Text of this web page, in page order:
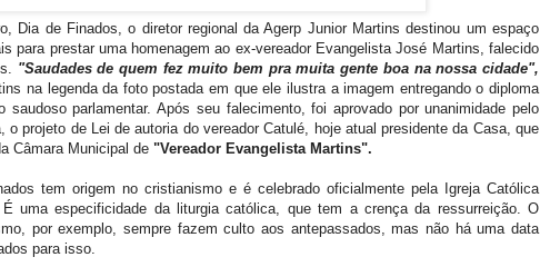
Dia de Finados, o diretor regional da Agerp Junior Martins destinou um espaço
para prestar uma homenagem ao ex-vereador Evangelista José Martins, falecido
"Saudades de quem fez muito bem pra muita gente boa na nossa cidade",
na legenda da foto postada em que ele ilustra a imagem entregando o diploma
saudoso parlamentar. Após seu falecimento, foi aprovado por unanimidade pelo
o projeto de Lei de autoria do vereador Catulé, hoje atual presidente da Casa, que
Câmara Municipal de "Vereador Evangelista Martins".
tem origem no cristianismo e é celebrado oficialmente pela Igreja Católica
uma especificidade da liturgia católica, que tem a crença da ressurreição. O
por exemplo, sempre fazem culto aos antepassados, mas não há uma data
para isso.